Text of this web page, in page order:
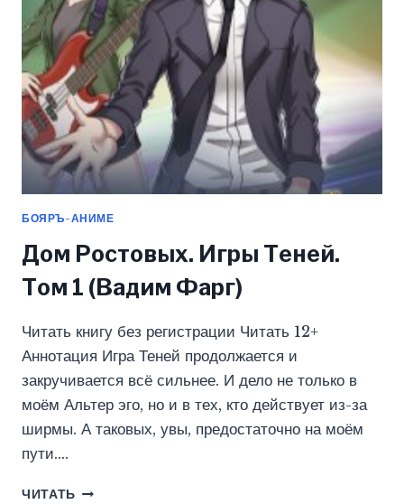
БОЯРЪ-АНИМЕ
Дом Ростовых. Игры Теней.
Том 1 (Вадим Фарг)
Читать книгу без регистрации Читать 12+
Аннотация Игра Теней продолжается и
закручивается всё сильнее. И дело не только в
моём Альтер эго, но и в тех, кто действует из-за
ширмы. А таковых, увы, предостаточно на моём
пути….
ЧИТАТЬ ДОМ